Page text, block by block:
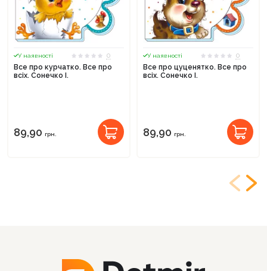
У наявності
0
Все про курчатко. Все про
всіх. Сонечко І.
89,90 грн.
У наявності
0
Все про цуценятко. Все про
всіх. Сонечко І.
89,90 грн.